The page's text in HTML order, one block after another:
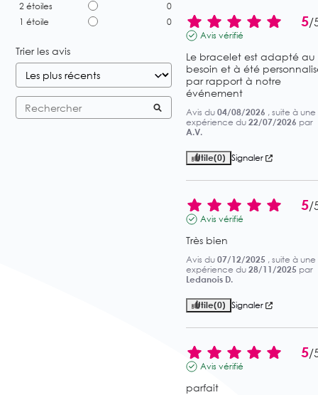
2 étoiles
0
1 étoile 0
Trier les avis
5/
Avis vérifié
Le bracelet est adapté au
besoin et à été
par rapport à notre
événement
Avis du 04/08/2026 , suite à une
expérience du 22/07/2026 par
A.V.
Utile(0) Signaler
5/
Avis vérifié
Très bien
Avis du 07/12/2025 , suite à une
expérience du 28/11/2025 par
Ledanois D.
Utile(0) Signaler
5/
Avis vérifié
parfait